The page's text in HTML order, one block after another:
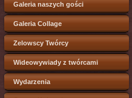
Galeria naszych gości
Galeria Collage
Zelowscy Twórcy
Wideowywiady z twórcami
Wydarzenia